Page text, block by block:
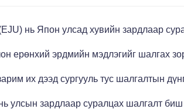
нь Япон улсад хувийн зардлаар
ерөнхий эрдмийн мэдлэгийг шалгах
их дээд сургууль тус шалгалтын
улсын зардлаар суралцах шалгалт